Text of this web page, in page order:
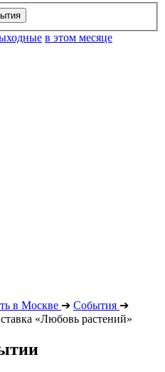
в этом месяце
в Москве ➔ События ➔
«Любовь растений»